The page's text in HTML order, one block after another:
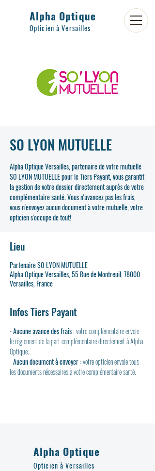
Alpha Optique
Opticien à Versailles
SO LYON MUTUELLE
Alpha Optique Versailles, partenaire de votre mutuelle
SO LYON MUTUELLE pour le Tiers Payant, vous garantit
la gestion de votre dossier directement auprès de votre
complémentaire santé. Vous n'avancez pas les frais,
vous n'envoyez aucun document à votre mutuelle, votre
opticien s'occupe de tout!
Lieu
Partenaire SO LYON MUTUELLE
Alpha Optique Versailles, 55 Rue de Montreuil, 78000
Versailles, France
Infos Tiers Payant
- Aucune avance des frais : votre complémentaire envoie
le règlement de la part complémentaire directement à Alpha
Optique.
- Aucun document à envoyer : votre opticien envoie tous
les documents nécessaires à votre complémentaire santé.
Alpha Optique
Opticien à Versailles